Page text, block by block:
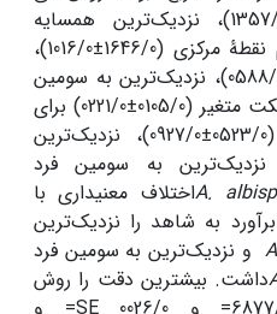
نزدیک‌ترین فرد (1315/0±1357/0)، نزدیک‌ترین همسایه
(1432/0±1368/0)، یک چهارم نقطۀ مرکزی (1646/0±1016/0)،
زوج‌های تصادفی (0536/0±0588/0)، نزدیک‌ترین به سومین
وزاویۀ منظم (0523/0±0927/0)، نزدیک‌ترین
(0357/0±0424/0)، نزدیک‌ترین به سومین فرد
A.
اختلاف معنی‎داری با
به شاهد را نزدیک‌ترین
و نزدیک‌ترین به سومین فرد
داشت. بیشترین دقت را روش‌